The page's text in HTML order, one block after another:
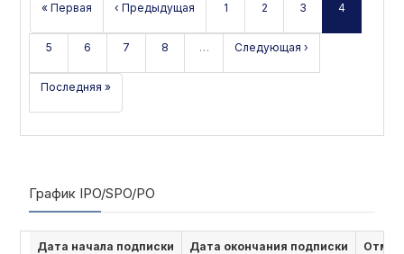
« Первая ‹ Предыдущая 1 2 3 4
5 6 7 8 … Следующая ›
Последняя »
График IPO/SPO/PO
Дата начала подписки Дата окончания подписки